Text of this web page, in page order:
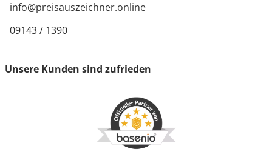
info@preisauszeichner.online
09143 / 1390
Unsere Kunden sind zufrieden